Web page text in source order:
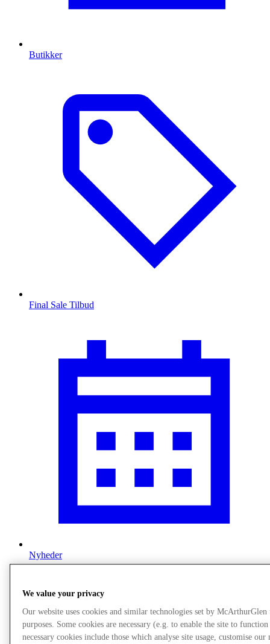
Butikker
Final Sale Tilbud
Nyheder
We value your privacy
Our website uses cookies and similar technologies set by
purposes. Some cookies are necessary (e.g. to enable the site to
necessary cookies include those which analyse site usage, customise our